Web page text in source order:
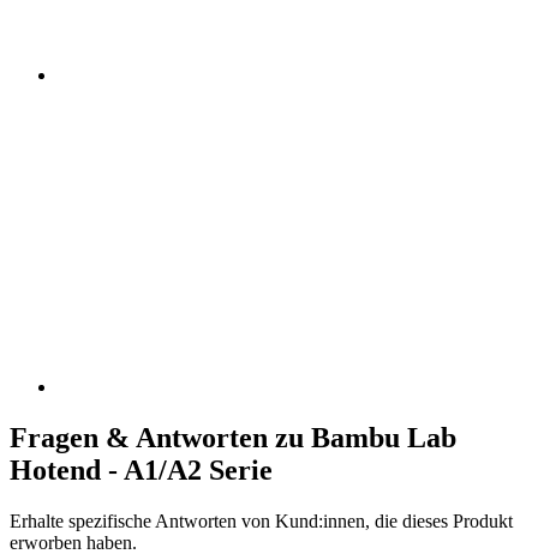
Fragen & Antworten zu Bambu Lab
Hotend - A1/A2 Serie
Erhalte spezifische Antworten von Kund:innen, die dieses Produkt
erworben haben.